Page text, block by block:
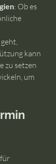
: Ob es
kann
zu setzen
um